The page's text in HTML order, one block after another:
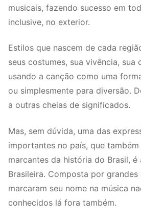
musicais, fazendo sucesso em
inclusive, no exterior.
Estilos que nascem de cada
seus costumes, sua vivência, sua
usando a canção como uma
ou simplesmente para diversão.
a outras cheias de significados.
Mas, sem dúvida, uma das
importantes no país, que
marcantes da história do Brasil, é
Brasileira. Composta por
marcaram seu nome na música
conhecidos lá fora também.